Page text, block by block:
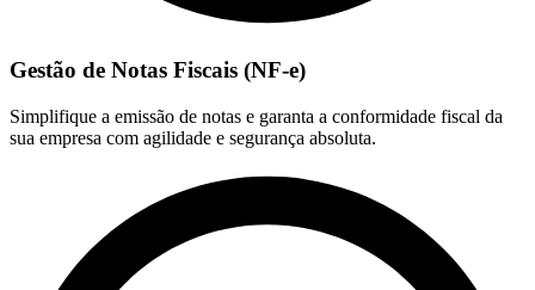
Gestão de Notas Fiscais (NF-e)
Simplifique a emissão de notas e garanta a conformidade fiscal da
sua empresa com agilidade e segurança absoluta.